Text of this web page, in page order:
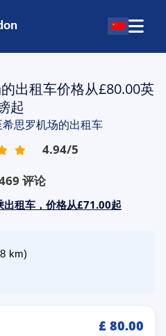
出租车价格从£80.00英
起
希思罗机场的出租车
4.94/5
评论
出租车，价格从£71.00起
km)
£ 80.00